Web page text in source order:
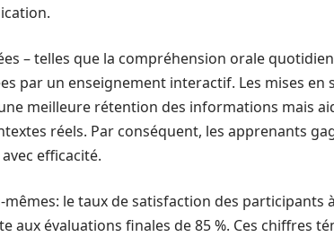
– telles que la compréhension orale
par un enseignement interactif. Les mises en
meilleure rétention des informations mais
réels. Par conséquent, les apprenants
efficacité.
mêmes: le taux de satisfaction des participants
aux évaluations finales de 85 %. Ces chiffres